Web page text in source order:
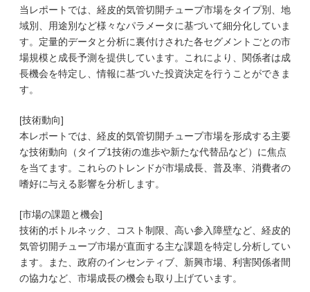
当レポートでは、経皮的気管切開チューブ市場をタイプ別、地
域別、用途別など様々なパラメータに基づいて細分化していま
す。定量的データと分析に裏付けされた各セグメントごとの市
場規模と成長予測を提供しています。これにより、関係者は成
長機会を特定し、情報に基づいた投資決定を行うことができま
す。
[技術動向]
本レポートでは、経皮的気管切開チューブ市場を形成する主要
な技術動向（タイプ1技術の進歩や新たな代替品など）に焦点
を当てます。これらのトレンドが市場成長、普及率、消費者の
嗜好に与える影響を分析します。
[市場の課題と機会]
技術的ボトルネック、コスト制限、高い参入障壁など、経皮的
気管切開チューブ市場が直面する主な課題を特定し分析してい
ます。また、政府のインセンティブ、新興市場、利害関係者間
の協力など、市場成長の機会も取り上げています。